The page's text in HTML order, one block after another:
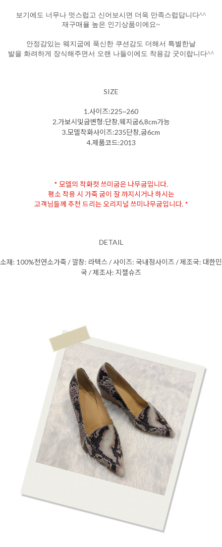
보기에도 너무나 멋스럽고 신어보시면 더욱 만족스럽답니다^^
재구매율 높은 인기상품이에요~
안정감있는 웨지굽에 푹신한 쿠션감도 더해서 특별한날
발을 화려하게 장식해주면서 오랜 나들이에도 착용감 굿이랍니다^^
SIZE
1.사이즈:225~260
2.가보시및굽변형:단창,웨지굽6,8cm가능
3.모델착화사이즈:235단창,굽6cm
4.제품코드:2013
* 모델의 착화컷 쓰미굽은 나무굽입니다.
평소 착용 시 가죽 굽이 잘 까지시거나 하시는
고객님들께 추천 드리는 오리지널 쓰미나무굽입니다. *
DETAIL
소재: 100%천연소가죽 / 깔창: 라텍스 / 사이즈: 국내정사이즈 / 제조국: 대한민
국 / 제조사: 지젤슈즈